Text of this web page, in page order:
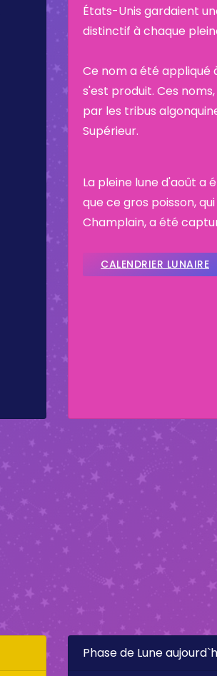
États-Unis gardaient
distinctif à chaque
Ce nom a été appliqué
s'est produit. Ces
par les tribus
Supérieur.
La pleine lune d'août a
que ce gros poisson,
Champlain, a été
CALENDRIER LUNAIRE
Phase de Lune